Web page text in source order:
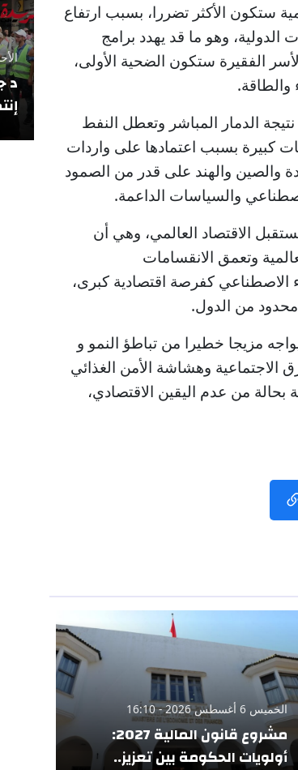
ستكون الأكثر تضررا، بسبب ارتفاع
الدولية، وهو ما قد يهدد برامج
الفقيرة ستكون الضحية الأولى،
والطاقة.
الدمار المباشر وتعطل النفط
كبيرة بسبب اعتمادها على واردات
والصين والهند على قدر من الصمود
والسياسات الداعمة.
الاقتصاد العالمي، وهي أن
وتعمق الانقسامات
الاصطناعي كفرصة اقتصادية كبرى،
من الدول.
مزيجا خطيرا من تباطؤ النمو و
الاجتماعية وهشاشة الأمن الغذائي
بحالة من عدم اليقين الاقتصادي،
الخميس 6 أغسطس 2026 - 16:10
مشروع قانون المالية 2027:
أولويات الحكومة بين تعزيز..
الأحد 5 أكتوبر
د